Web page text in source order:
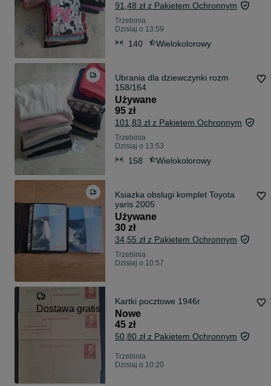
91,48 zł z Pakietem Ochronnym
Trzebinia
Dzisiaj o 13:59
140 Wielokolorowy
Ubrania dla dziewczynki rozm
158/164
Używane
95 zł
101,83 zł z Pakietem Ochronnym
Trzebinia
Dzisiaj o 13:53
158 Wielokolorowy
Ksiazka obslugi komplet Toyota
yaris 2005
Używane
30 zł
34,55 zł z Pakietem Ochronnym
Trzebinia
Dzisiaj o 10:57
Dostawa gratis
Kartki pocztowe 1946r
Nowe
45 zł
50,80 zł z Pakietem Ochronnym
Trzebinia
Dzisiaj o 10:20